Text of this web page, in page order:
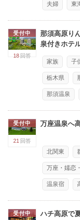
夫婦 東
受付中
18 回答
那須高原り
泉付きホテ
家族 子
栃木県
那須温泉
受付中
21 回答
万座温泉へ
北関東
万座・嬬恋
温泉宿
受付中
ハチ高原で